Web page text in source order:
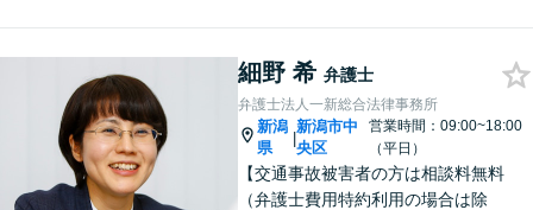
細野 希 弁護士
弁護士法人一新総合法律事務所
新潟
県
|
新潟市中
央区
営業時間：09:00~18:00
（平日）
【交通事故被害者の方は相談料無料
（弁護士費用特約利用の場合は除